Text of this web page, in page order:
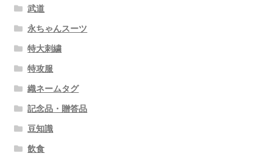
武道
永ちゃんスーツ
特大刺繍
特攻服
織ネームタグ
記念品・贈答品
豆知識
飲食